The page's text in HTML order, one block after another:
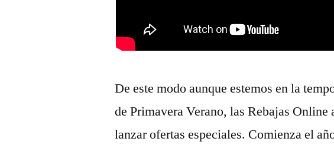
De este modo aunque estemos en la
de Primavera Verano, las Rebajas Online
lanzar ofertas especiales. Comienza el